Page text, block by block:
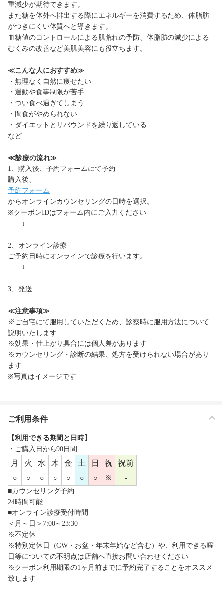
重減少が期待できます。
また糖を体外へ排出する際にエネルギーを消費するため、体脂肪
がつきにくい体質へと導きます。
血糖値のコントロールによる肌荒れの予防、体脂肪の減少による
むくみの改善など美肌美容にも役立ちます。
≪こんな人におすすめ≫
・無理なく自然に痩せたい
・運動や食事制限が苦手
・つい食べ過ぎてしまう
・間食がやめられない
・ダイエットとリバウンドを繰り返している
など
≪診療の流れ≫
1、購入後、予約フォームにて予約
購入後、
予約フォーム
からオンラインカウンセリングの日時を選択。
※クーポンIDはフォーム内にご入力ください
↓
2、オンライン診療
ご予約日時にオンラインで診療を行います。
↓
3、発送
≪注意事項≫
※ご自宅にて服用していただくため、診察時に服用方法について
説明いたします
※効果・仕上がり具合には個人差があります
※カウンセリング・診断の結果、処方を受けられない場合があり
ます
※写真はイメージです
ご利用条件
【利用できる期間と日時】
・ご購入日から90日間
月 火 水 木 金 土 日 祝 祝前
○ ○ ○ ○ ○ ○ ○ ※
-
■カウンセリング予約
24時間可能
■オンライン診療受付時間
＜月～日＞7:00～23:30
※不定休
※特別定休日（GW・お盆・年末年始など含む）や、利用できる曜
日等についての不明点は店舗へ直接お問い合わせください
※クーポン利用期限の1ヶ月前までに予約完了することをオススメ
致します